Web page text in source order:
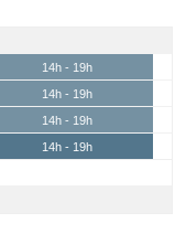
14h - 19h
14h - 19h
14h - 19h
14h - 19h